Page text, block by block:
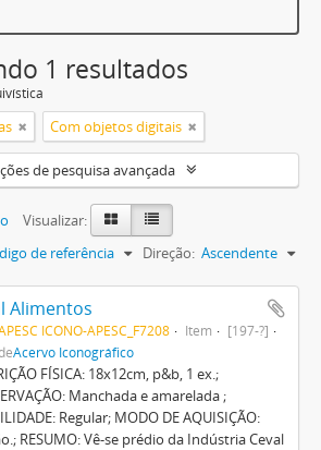
1 resultados
Com objetos digitais
de pesquisa avançada
Visualizar:
de referência Direção: Ascendente
Alimentos
ICONO-APESC_F7208 Item
[197-?]
Acervo Iconográfico
FÍSICA: 18x12cm, p&b, 1 ex.;
Manchada e amarelada ;
Regular; MODO DE AQUISIÇÃO:
RESUMO: Vê-se prédio da Indústria Ceval